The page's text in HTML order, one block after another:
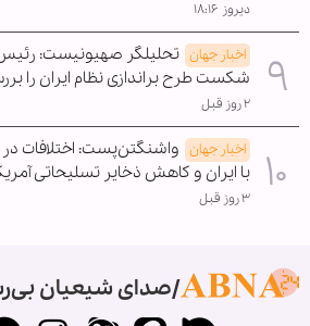
دیروز ۱۸:۱۶
اخبار جهان تحلیلگر صهیونیست: رئیس
شکست طرح براندازی نظام ایران را
۲ روز قبل
اخبار جهان واشنگتن‌پست: اختلافات
با ایران و کاهش ذخایر تسلیحاتی
۳ روز قبل
صدای شیعیان